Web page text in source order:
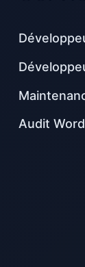
Audit